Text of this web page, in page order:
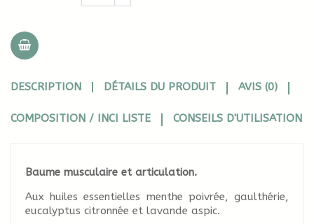
DESCRIPTION DÉTAILS DU PRODUIT AVIS (0)
COMPOSITION / INCI LISTE CONSEILS D'UTILISATION
Baume musculaire et articulation.
Aux huiles essentielles menthe poivrée, gaulthérie,
eucalyptus citronnée et lavande aspic.